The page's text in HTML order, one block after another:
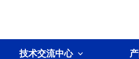
技术交流中心